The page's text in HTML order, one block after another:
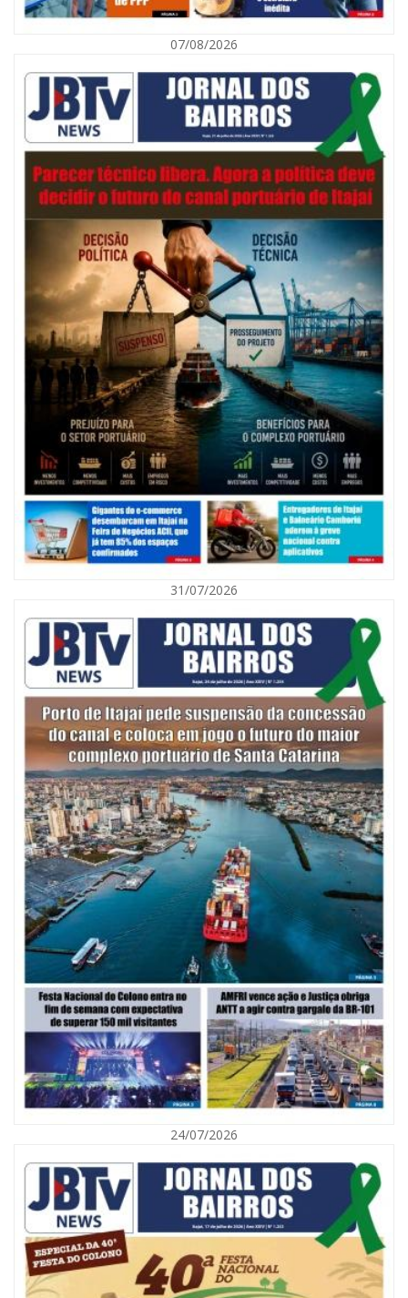
Navegantes celebra 64 anos com shows nacionais de Ferrugem, Banda
Morada e Chiquito & Bordoneio
ITAJAÍ
07/08/2026 | 07:00
Nem toda violência deixa marcas: conheça os sinais de alerta da
BALNEÁRIO CAMBORIÚ
07/08/2026 | 07:00
Saúde de BC promove mutirão de DIU e Implanon na UBS Municípios
neste sábado
POLÍTICA
07/08/2026
31/07/2026
24/07/2026